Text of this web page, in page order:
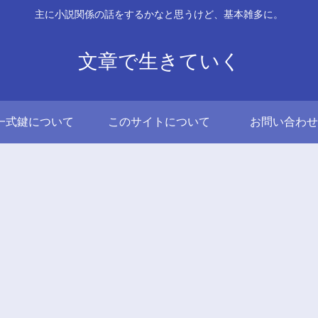
主に小説関係の話をするかなと思うけど、基本雑多に。
文章で生きていく
式鍵について このサイトについて お問い合わせ